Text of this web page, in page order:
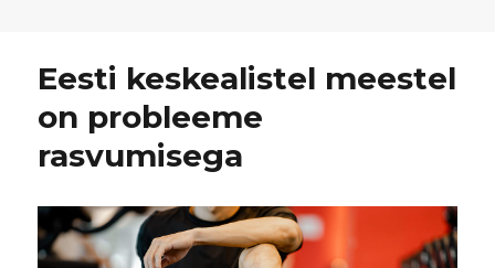
Eesti keskealistel meestel
on probleeme
rasvumisega